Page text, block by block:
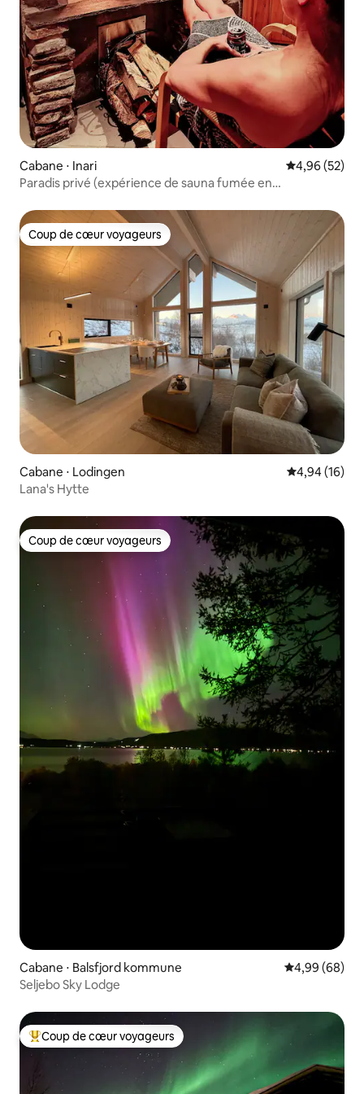
Cabane ⋅ Inari Évaluation
4,96 (52)
Paradis privé (expérience de sauna fumée en
Coup de cœur voyageurs
Coup de cœur voyageurs
Cabane ⋅ Lodingen Évaluation
4,94 (16)
Lana's Hytte
Coup de cœur voyageurs
Coup de cœur voyageurs
Cabane ⋅ Balsfjord kommune Évaluation
4,99 (68)
Seljebo Sky Lodge
Coups de cœur voyageurs les plus appréciés
Coup de cœur voyageurs